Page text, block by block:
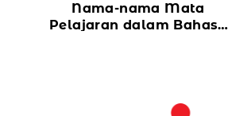
Nama-nama Mata
Pelajaran dalam Bahasa